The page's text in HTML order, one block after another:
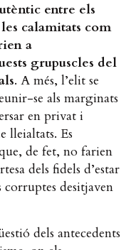
entre els
calamitats com
a
grupuscles del
. A més, l’elit se
se als marginats
en privat i
lleialtats. Es
de fet, no farien
dels fidels d’estar
corruptes desitjaven
dels antecedents